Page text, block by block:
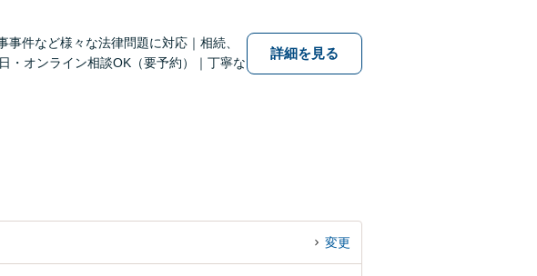
件など様々な法律問題に対応｜相続、
・オンライン相談OK（要予約）｜丁寧な
詳細を見る
変更